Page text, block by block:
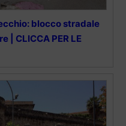
blocco stradale
| CLICCA PER LE